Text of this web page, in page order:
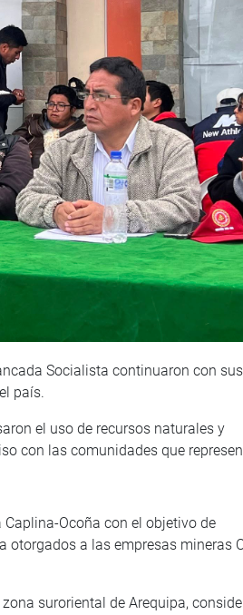
Socialista continuaron con sus
país.
el uso de recursos naturales y
con las comunidades que
Ocoña con el objetivo de
a las empresas mineras
suroriental de Arequipa,